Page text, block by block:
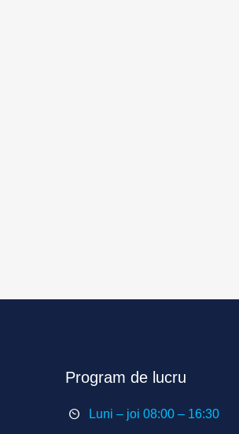
Program de lucru
Luni – joi 08:00 – 16:30